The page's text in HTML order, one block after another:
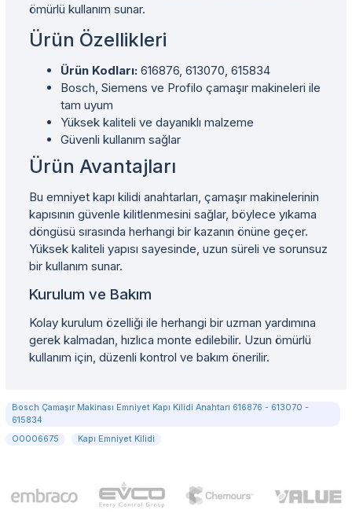
ömürlü kullanım sunar.
Ürün Özellikleri
Ürün Kodları: 616876, 613070, 615834
Bosch, Siemens ve Profilo çamaşır makineleri ile
tam uyum
Yüksek kaliteli ve dayanıklı malzeme
Güvenli kullanım sağlar
Ürün Avantajları
Bu emniyet kapı kilidi anahtarları, çamaşır makinelerinin
kapısının güvenle kilitlenmesini sağlar, böylece yıkama
döngüsü sırasında herhangi bir kazanın önüne geçer.
Yüksek kaliteli yapısı sayesinde, uzun süreli ve sorunsuz
bir kullanım sunar.
Kurulum ve Bakım
Kolay kurulum özelliği ile herhangi bir uzman yardımına
gerek kalmadan, hızlıca monte edilebilir. Uzun ömürlü
kullanım için, düzenli kontrol ve bakım önerilir.
Bosch Çamaşır Makinası Emniyet Kapı Kilidi Anahtarı 616876 - 613070 -
615834
O0006675
Kapı Emniyet Kilidi